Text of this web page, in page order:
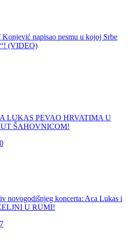
napisao pesmu u kojoj Srbe
(VIDEO)
LUKAS PEVAO HRVATIMA U
ŠAHOVNICOM!
0
novogodišnjeg koncerta: Aca Lukas i
U RUMI!
7